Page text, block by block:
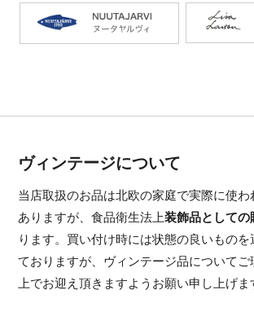
ヴィンテージについて
当店取扱のお品は北欧の家庭で実際に使わ
ありますが、食品衛生法上装飾品としての
ります。買い付け時には状態の良いものを
ておりますが、ヴィンテージ品についてご
上でお迎え頂きますようお願い申し上げま